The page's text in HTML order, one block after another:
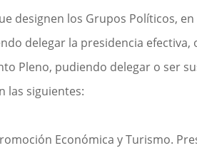
designen los Grupos Políticos,
delegar la presidencia
Pleno, pudiendo delegar o ser
las siguientes:
Económica y Turismo.